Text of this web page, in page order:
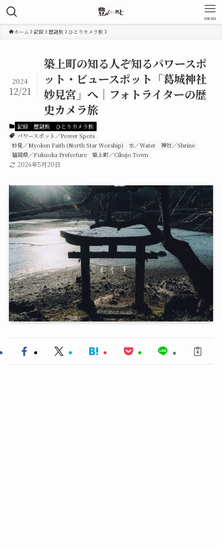
menu
ホーム 記録 歴謎旅 ひとりカメラ旅
築上町の知る人ぞ知るパワースポ
ット・ビュースポット「葛城神社
妙見宮」へ｜フォトライターの歴
史カメラ旅
2024
12/21
記録 歴謎旅
ひとりカメラ旅
パワースポット／Power Spots
妙見／Myoken Faith (North Star Worship)
水／Water
神社／Shrine
福岡県／Fukuoka Prefecture
築上町／Cikujo Town
2026年5月20日